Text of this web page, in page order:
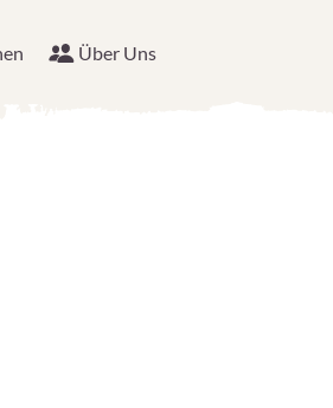
Über Uns